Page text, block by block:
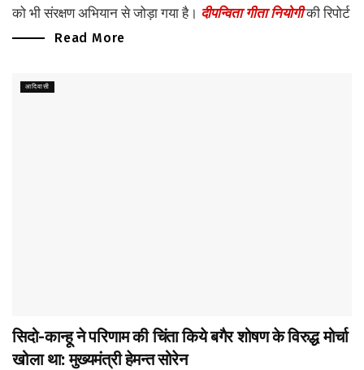
को भी संरक्षण अभियान से जोड़ा गया है। दीपन्विता गीता नियोगीकी रिपोर्ट
Read More
आदिवासी
सिदो-कान्हू ने परिणाम की चिंता किये बगैर शोषण के विरुद्ध मोर्चा
खोला था: मुख्यमंत्री हेमन्त सोरेन